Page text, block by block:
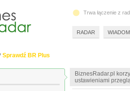
BiznesRadar.pl
ustawieniami
Sprawdź BR Plus
Trwa łączenie z
RADAR